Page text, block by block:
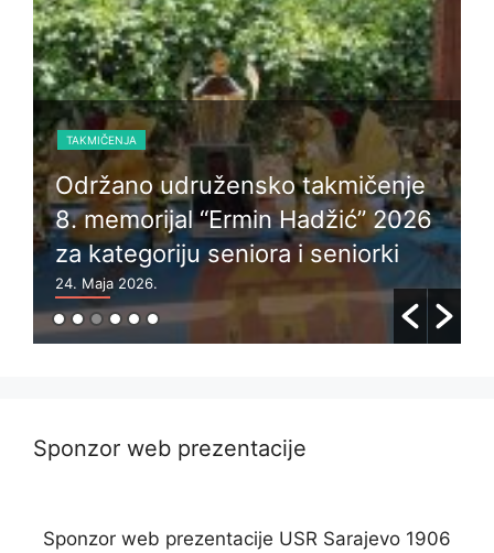
TAKMIČENJA
Održano udružensko takmičenje
8. memorijal “Ermin Hadžić” 2026
za kategoriju seniora i seniorki
24. Maja 2026.
Sponzor web prezentacije
Sponzor web prezentacije USR Sarajevo 1906